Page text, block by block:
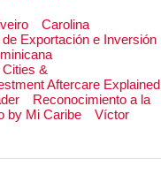
Carolina
Exportación e Inversión
Cities &
Aftercare Explained
Reconocimiento a la
by Mi Caribe
Víctor